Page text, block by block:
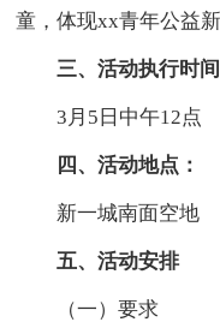
童，体现xx青年公益新
三、活动执行时间
3月5日中午12点
四、活动地点：
新一城南面空地
五、活动安排
（一）要求